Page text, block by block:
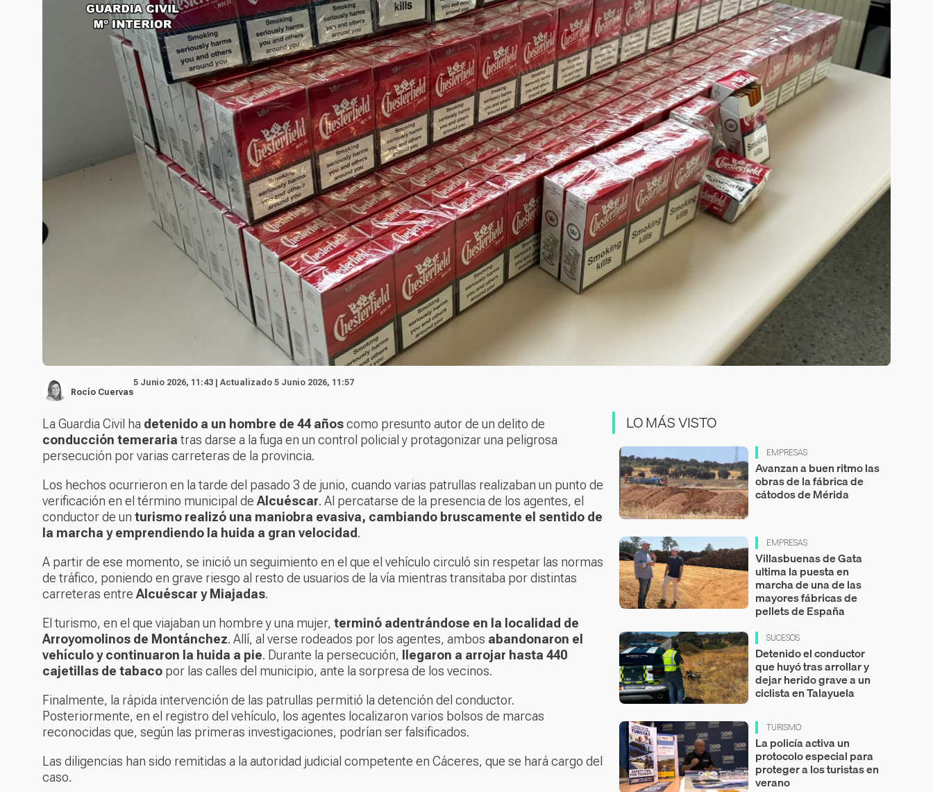
Rocío Cuervas
5 Junio 2026, 11:43 | Actualizado 5 Junio 2026, 11:57
La Guardia Civil ha detenido a un hombre de 44 añoscomo presunto autor de un delito de
conducción temeraria tras darse a la fuga en un control policial y protagonizar una peligrosa
persecución por varias carreteras de la provincia.
Los hechos ocurrieron en la tarde del pasado 3 de junio, cuando varias patrullas realizaban un punto de
verificación en el término municipal de Alcuéscar. Al percatarse de la presencia de los agentes, el
conductor de un turismo realizó una maniobra evasiva, cambiando bruscamente el sentido de
la marcha y emprendiendo la huida a gran velocidad.
A partir de ese momento, se inició un seguimiento en el que el vehículo circuló sin respetar las normas
de tráfico, poniendo en grave riesgo al resto de usuarios de la vía mientras transitaba por distintas
carreteras entre Alcuéscar y Miajadas.
El turismo, en el que viajaban un hombre y una mujer, terminó adentrándose en la localidad de
Arroyomolinos de Montánchez. Allí, al verse rodeados por los agentes, ambos abandonaron el
vehículo y continuaron la huida a pie. Durante la persecución,
llegaron a arrojar hasta 440
cajetillas de tabaco por las calles del municipio, ante la sorpresa de los vecinos.
Finalmente, la rápida intervención de las patrullas permitió la detención del conductor.
Posteriormente, en el registro del vehículo, los agentes localizaron varios bolsos de marcas
reconocidas que, según las primeras investigaciones, podrían ser falsificados.
Las diligencias han sido remitidas a la autoridad judicial competente en Cáceres, que se hará cargo del
caso.
LO MÁS VISTO
EMPRESAS
Avanzan a buen ritmo las
obras de la fábrica de
cátodos de Mérida
EMPRESAS
Villasbuenas de Gata
ultima la puesta en
marcha de una de las
mayores fábricas de
pellets de España
SUCESOS
Detenido el conductor
que huyó tras arrollar y
dejar herido grave a un
ciclista en Talayuela
TURISMO
La policía activa un
protocolo especial para
proteger a los turistas en
verano